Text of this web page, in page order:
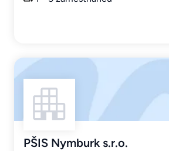
PŠIS Nymburk s.r.o.